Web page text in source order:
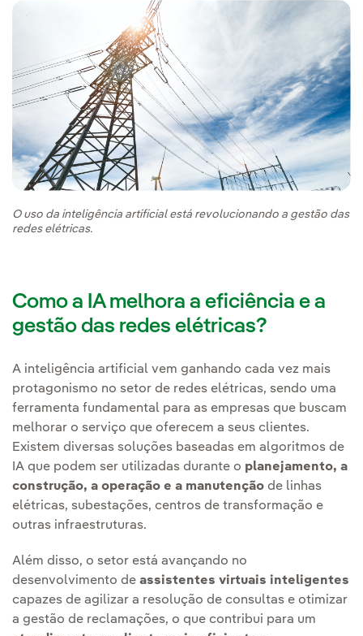
O uso da inteligência artificial está revolucionando a gestão das
redes elétricas.
Como a IA melhora a eficiência e a
gestão das redes elétricas?
A inteligência artificial vem ganhando cada vez mais
protagonismo no setor de redes elétricas, sendo uma
ferramenta fundamental para as empresas que buscam
melhorar o serviço que oferecem a seus clientes.
Existem diversas soluções baseadas em algoritmos de
IA que podem ser utilizadas durante o planejamento, a
construção, a operação e a manutenção de linhas
elétricas, subestações, centros de transformação e
outras infraestruturas.
Além disso, o setor está avançando no
desenvolvimento de assistentes virtuais inteligentes
capazes de agilizar a resolução de consultas e otimizar
a gestão de reclamações, o que contribui para um